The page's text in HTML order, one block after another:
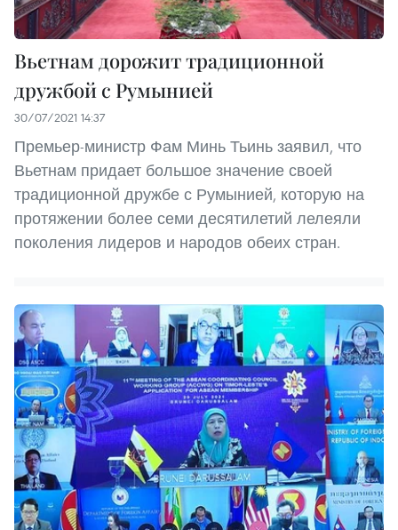
Вьетнам дорожит традиционной
дружбой с Румынией
30/07/2021 14:37
Премьер-министр Фам Минь Тьинь заявил, что
Вьетнам придает большое значение своей
традиционной дружбе с Румынией, которую на
протяжении более семи десятилетий лелеяли
поколения лидеров и народов обеих стран.